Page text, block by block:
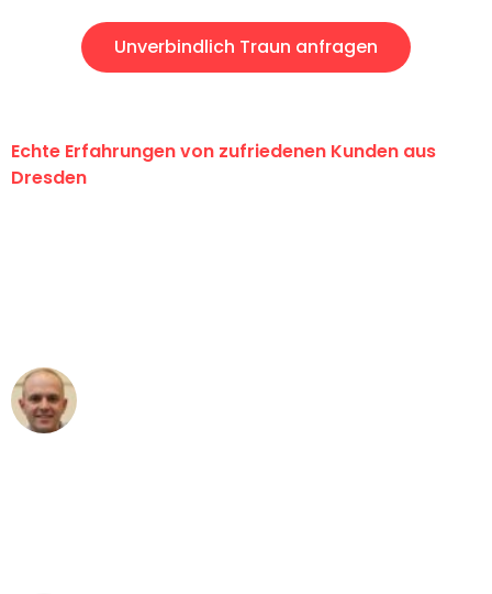
Unverbindlich Traun anfragen
Echte Erfahrungen von zufriedenen Kunden aus
Dresden